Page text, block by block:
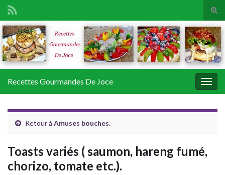
Search for:
Recettes Gourmandes De Joce
Retour à Amuses bouches.
Toasts variés ( saumon, hareng fumé,
chorizo, tomate etc.).